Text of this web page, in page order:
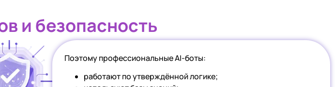
и безопасность
Поэтому профессиональные AI-боты:
работают по утверждённой логике;